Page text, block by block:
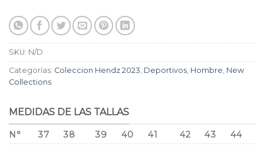
SKU: N/D
Categorías: Coleccion Hendz 2023 Deportivos Hombre New
Collections
MEDIDAS DE LAS TALLAS
N° 37 38 39 40 41 42 43
44